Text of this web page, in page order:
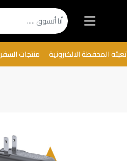
تعبئة المحفظة الالكترونية منتجات السفر